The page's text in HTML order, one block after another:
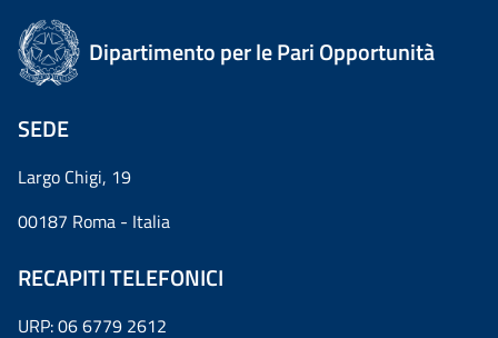
Dipartimento per le Pari Opportunità
SEDE
Largo Chigi, 19
00187 Roma - Italia
RECAPITI TELEFONICI
URP: 06 6779 2612